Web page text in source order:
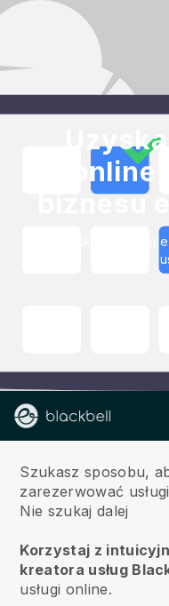
biznesu
Blackbell to
Szukasz sposobu,
zarezerwować
Nie szukaj dalej
Korzystaj z
kreatora usług
usługi online.